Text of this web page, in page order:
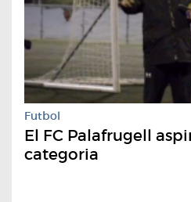
Futbol
El FC Palafrugell
categoria